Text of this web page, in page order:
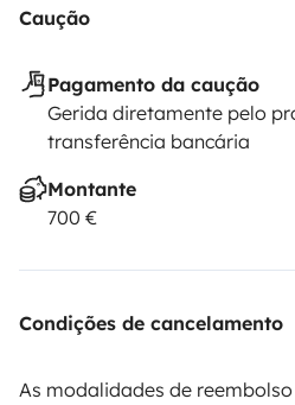
Caução
Pagamento da caução
Gerida diretamente pelo
transferência bancária
Montante
700 €
Condições de cancelamento
As modalidades de